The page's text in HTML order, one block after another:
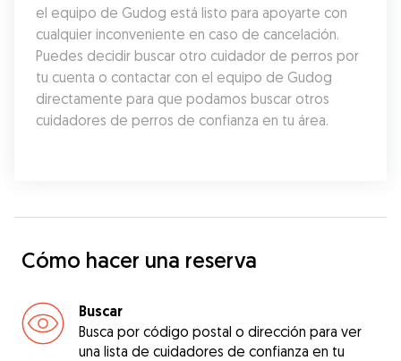
el equipo de Gudog está listo para apoyarte con
cualquier inconveniente en caso de cancelación.
Puedes decidir buscar otro cuidador de perros por
tu cuenta o contactar con el equipo de Gudog
directamente para que podamos buscar otros
cuidadores de perros de confianza en tu área.
Cómo hacer una reserva
Buscar
Busca por código postal o dirección para ver
una lista de cuidadores de confianza en tu